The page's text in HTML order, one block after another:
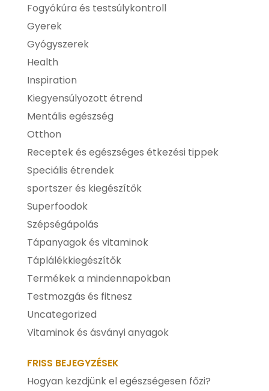
Fogyókúra és testsúlykontroll
Gyerek
Gyógyszerek
Health
Inspiration
Kiegyensúlyozott étrend
Mentális egészség
Otthon
Receptek és egészséges étkezési tippek
Speciális étrendek
sportszer és kiegészítők
Superfoodok
Szépségápolás
Tápanyagok és vitaminok
Táplálékkiegészítők
Termékek a mindennapokban
Testmozgás és fitnesz
Uncategorized
Vitaminok és ásványi anyagok
FRISS BEJEGYZÉSEK
Hogyan kezdjünk el egészségesen főzi?